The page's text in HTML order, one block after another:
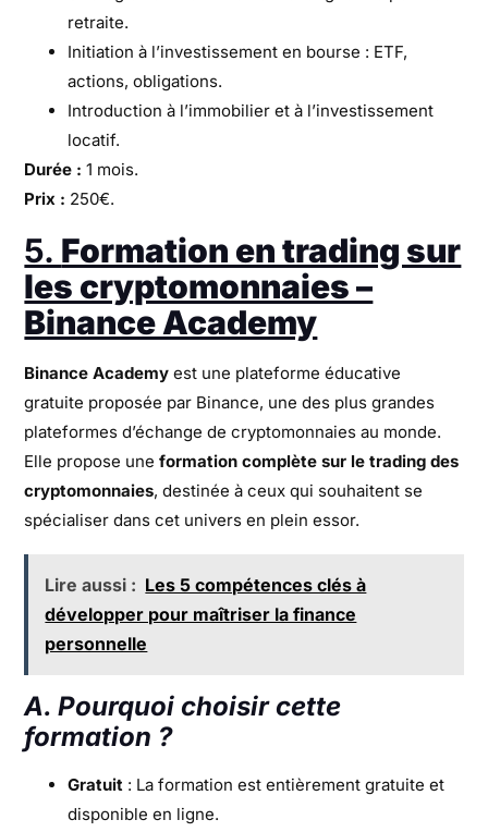
retraite.
Initiation à l’investissement en bourse : ETF,
actions, obligations.
Introduction à l’immobilier et à l’investissement
locatif.
Durée : 1 mois.
Prix : 250€.
5. Formation en trading sur
les cryptomonnaies –
Binance Academy
Binance Academy est une plateforme éducative
gratuite proposée par Binance, une des plus grandes
plateformes d’échange de cryptomonnaies au monde.
Elle propose uneformation complète sur le trading des
cryptomonnaies, destinée à ceux qui souhaitent se
spécialiser dans cet univers en plein essor.
Lire aussi : Les 5 compétences clés à
développer pour maîtriser la finance
personnelle
A. Pourquoi choisir cette
formation ?
Gratuit : La formation est entièrement gratuite et
disponible en ligne.